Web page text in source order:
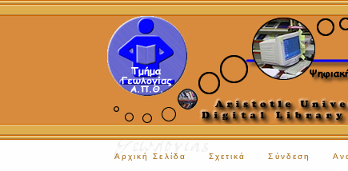
Αρχική Σελίδα Σχετικά Σύνδεση